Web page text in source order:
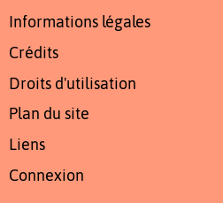
Informations légales
Crédits
Droits d'utilisation
Plan du site
Liens
Connexion